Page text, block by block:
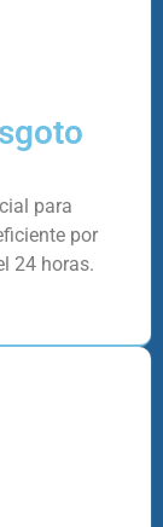
para
por
24 horas.